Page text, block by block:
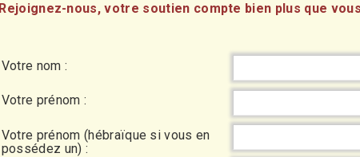
Rejoignez-nous, votre soutien compte bien plus que
Votre nom :
Votre prénom :
Votre prénom (hébraïque si vous en
possédez un) :